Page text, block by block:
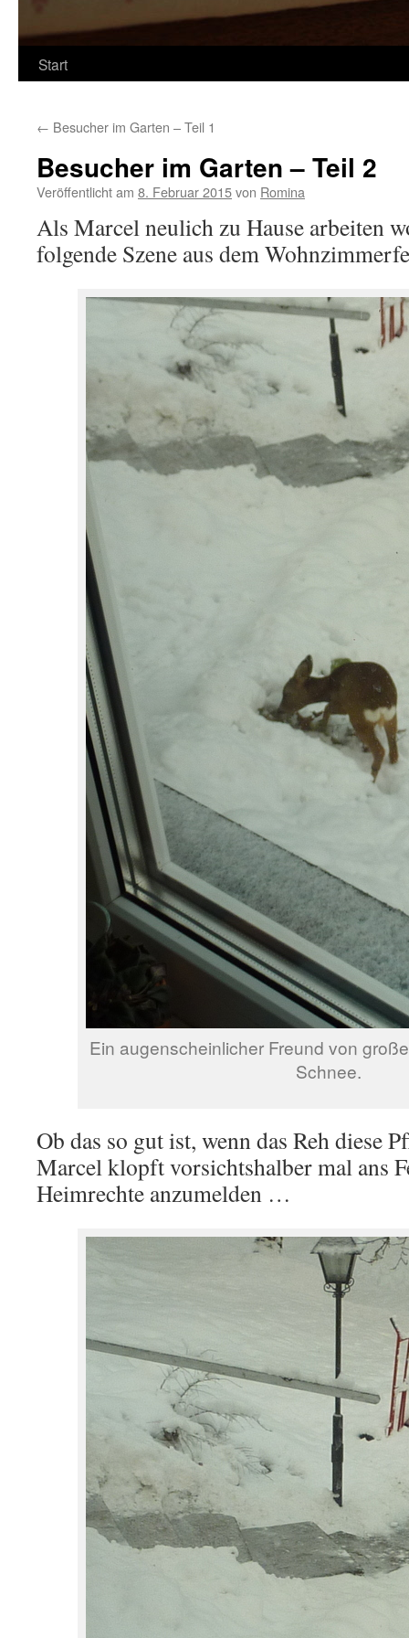
Start
← Besucher im Garten – Teil 1
Besucher im Garten – Teil 2
Veröffentlicht am 8. Februar 2015von Romina
Als Marcel neulich zu Hause arbeiten
folgende Szene aus dem
Ein augenscheinlicher Freund von
Schnee.
Ob das so gut ist, wenn das Reh diese
Marcel klopft vorsichtshalber mal ans
Heimrechte anzumelden …